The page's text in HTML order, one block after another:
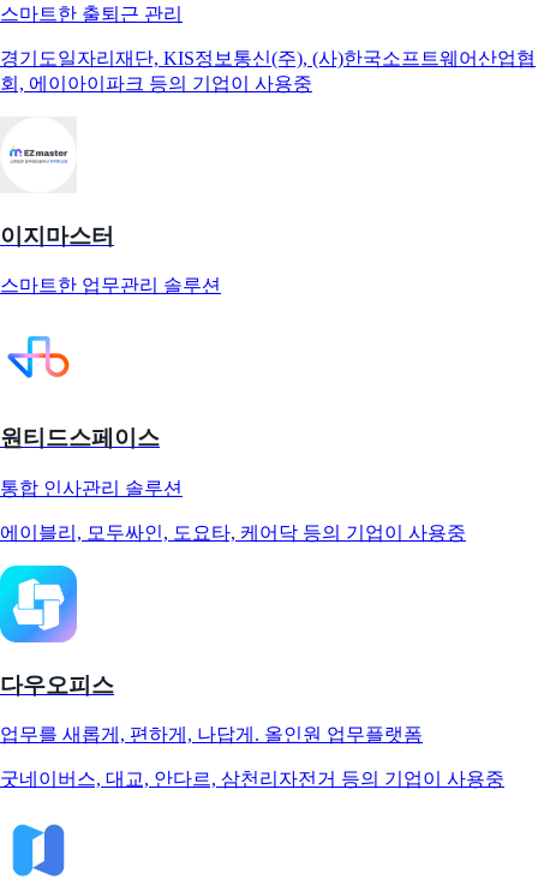
스마트한 출퇴근 관리
경기도일자리재단, KIS정보통신(주), (사)한국소프트웨어산업협
회, 에이아이파크 등의 기업이 사용중
이지마스터
스마트한 업무관리 솔루션
원티드스페이스
통합 인사관리 솔루션
에이블리, 모두싸인, 도요타, 케어닥 등의 기업이 사용중
다우오피스
업무를 새롭게, 편하게, 나답게. 올인원 업무플랫폼
굿네이버스, 대교, 안다르, 삼천리자전거 등의 기업이 사용중